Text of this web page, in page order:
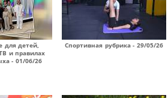
для детей,
и правилах
- 01/06/26
Спортивная рубрика - 29/05/26